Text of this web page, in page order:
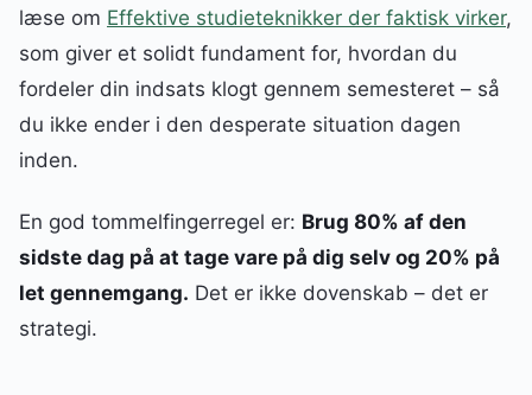
læse om Effektive studieteknikker der faktisk virker,
som giver et solidt fundament for, hvordan du
fordeler din indsats klogt gennem semesteret – så
du ikke ender i den desperate situation dagen
inden.
En god tommelfingerregel er: Brug 80% af den
sidste dag på at tage vare på dig selv og 20% på
let gennemgang. Det er ikke dovenskab – det er
strategi.